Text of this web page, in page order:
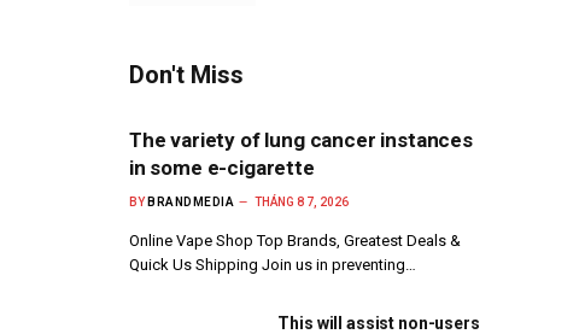
Don't Miss
The variety of lung cancer instances
in some e-cigarette
BY BRANDMEDIA THÁNG 8 7, 2026
Online Vape Shop Top Brands, Greatest Deals &
Quick Us Shipping Join us in preventing…
This will assist non-users